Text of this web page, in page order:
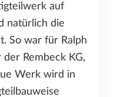
auf
natürlich die
So war für Ralph
Rembeck KG,
Werk wird in